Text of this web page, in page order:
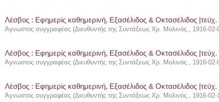
Λέσβος : Eφημερίς καθημερινή, Εξασέλιδος & Οκτασέλιδος
Άγνωστος συγγραφέας (Διευθυντής της Συντάξεως Χρ. Μολινός., 1916-02-
Λέσβος : Eφημερίς καθημερινή, Εξασέλιδος & Οκτασέλιδος
Άγνωστος συγγραφέας (Διευθυντής της Συντάξεως Χρ. Μολινός., 1916-02-
Λέσβος : Eφημερίς καθημερινή, Εξασέλιδος & Οκτασέλιδος
Άγνωστος συγγραφέας (Διευθυντής της Συντάξεως Χρ. Μολινός., 1916-02-